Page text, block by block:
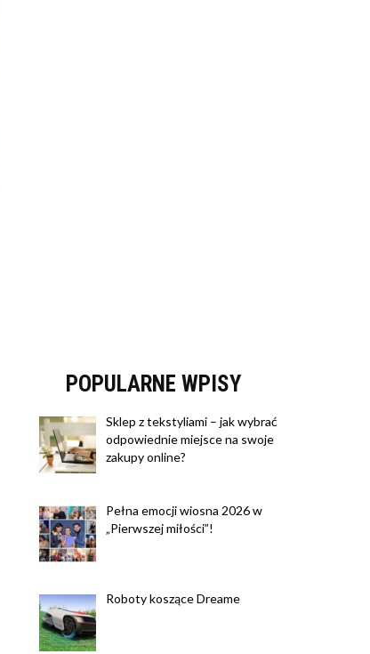
POPULARNE WPISY
Sklep z tekstyliami – jak wybrać
odpowiednie miejsce na swoje
zakupy online?
Pełna emocji wiosna 2026 w
„Pierwszej miłości”!
Roboty koszące Dreame